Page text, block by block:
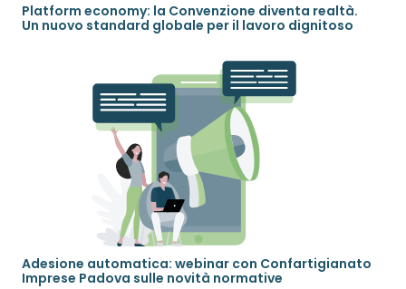
Platform economy: la Convenzione diventa realtà.
Un nuovo standard globale per il lavoro dignitoso
Adesione automatica: webinar con Confartigianato
Imprese Padova sulle novità normative